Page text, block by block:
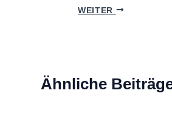
WEITER
Ähnliche